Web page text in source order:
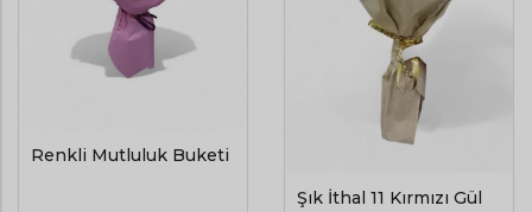
Renkli Mutluluk Buketi
Şık İthal 11 Kırmızı Gül